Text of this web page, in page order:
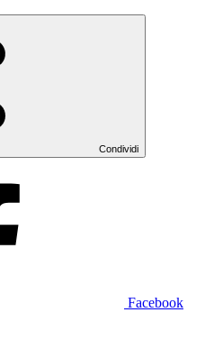
Condividi
Facebook